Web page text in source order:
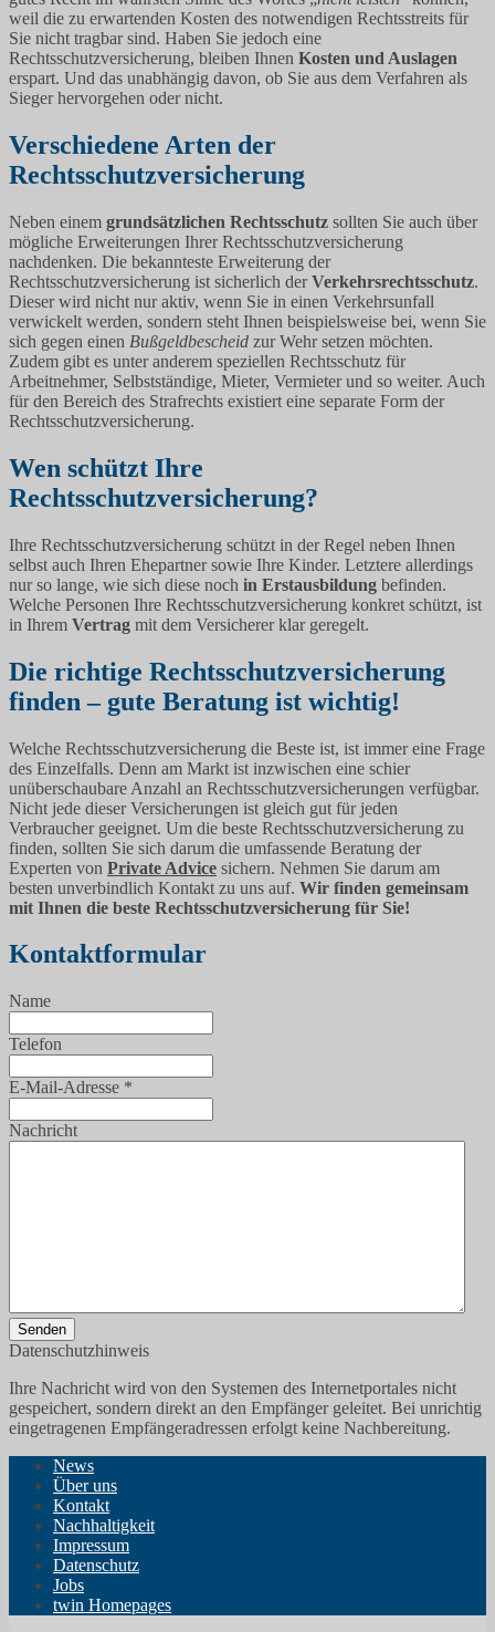
weil die zu erwartenden Kosten des notwendigen Rechtsstreits für
Sie nicht tragbar sind. Haben Sie jedoch eine
Rechtsschutzversicherung, bleiben Ihnen Kosten und Auslagen
erspart. Und das unabhängig davon, ob Sie aus dem Verfahren als
Sieger hervorgehen oder nicht.
Verschiedene Arten der
Rechtsschutzversicherung
Neben einem grundsätzlichen Rechtsschutz sollten Sie auch über
mögliche Erweiterungen Ihrer Rechtsschutzversicherung
nachdenken. Die bekannteste Erweiterung der
Rechtsschutzversicherung ist sicherlich derVerkehrsrechtsschutz.
Dieser wird nicht nur aktiv, wenn Sie in einen Verkehrsunfall
verwickelt werden, sondern steht Ihnen beispielsweise bei, wenn Sie
sich gegen einen Bußgeldbescheid zur Wehr setzen möchten.
Zudem gibt es unter anderem speziellen Rechtsschutz für
Arbeitnehmer, Selbstständige, Mieter, Vermieter und so weiter. Auch
für den Bereich des Strafrechts existiert eine separate Form der
Rechtsschutzversicherung.
Wen schützt Ihre
Rechtsschutzversicherung?
Ihre Rechtsschutzversicherung schützt in der Regel neben Ihnen
selbst auch Ihren Ehepartner sowie Ihre Kinder. Letztere allerdings
nur so lange, wie sich diese noch in Erstausbildung befinden.
Welche Personen Ihre Rechtsschutzversicherung konkret schützt, ist
in Ihrem Vertrag mit dem Versicherer klar geregelt.
Die richtige Rechtsschutzversicherung
finden – gute Beratung ist wichtig!
Welche Rechtsschutzversicherung die Beste ist, ist immer eine Frage
des Einzelfalls. Denn am Markt ist inzwischen eine schier
unüberschaubare Anzahl an Rechtsschutzversicherungen verfügbar.
Nicht jede dieser Versicherungen ist gleich gut für jeden
Verbraucher geeignet. Um die beste Rechtsschutzversicherung zu
finden, sollten Sie sich darum die umfassende Beratung der
Experten von Private Advice sichern. Nehmen Sie darum am
besten unverbindlich Kontakt zu uns auf. Wir finden gemeinsam
mit Ihnen die beste Rechtsschutzversicherung für Sie!
Kontaktformular
Name
Telefon
E-Mail-Adresse *
Nachricht
Senden
Datenschutzhinweis
Ihre Nachricht wird von den Systemen des Internetportales nicht
gespeichert, sondern direkt an den Empfänger geleitet. Bei unrichtig
eingetragenen Empfängeradressen erfolgt keine Nachbereitung.
News
Über uns
Kontakt
Nachhaltigkeit
Impressum
Datenschutz
Jobs
twin Homepages